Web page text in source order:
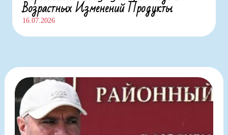
Возрастных Изменений Продукты
16.07.2026